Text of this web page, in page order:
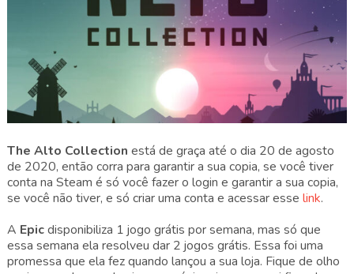
The Alto Collection está de graça até o dia 20 de agosto
de 2020, então corra para garantir a sua copia, se você tiver
conta na Steam é só você fazer o login e garantir a sua copia,
se você não tiver, e só criar uma conta e acessar esse link.
A Epicdisponibiliza 1 jogo grátis por semana, mas só que
essa semana ela resolveu dar 2 jogos grátis. Essa foi uma
promessa que ela fez quando lançou a sua loja. Fique de olho